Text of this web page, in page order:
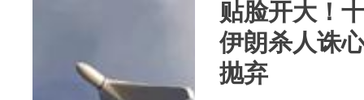
贴脸开大！
伊朗杀人诛
抛弃